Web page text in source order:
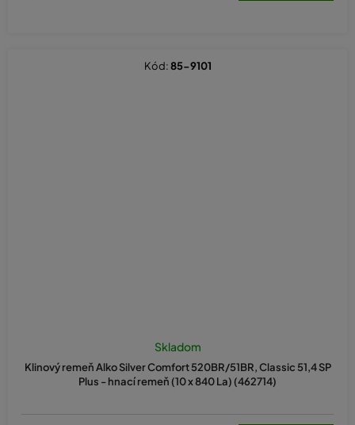
Klinový remeň Alko Silver Comfort 520BR/51BR, Classic 51,4 SP
Plus - hnací remeň (10 x 840 La) (462714)
Skladom
Kód:85-9101